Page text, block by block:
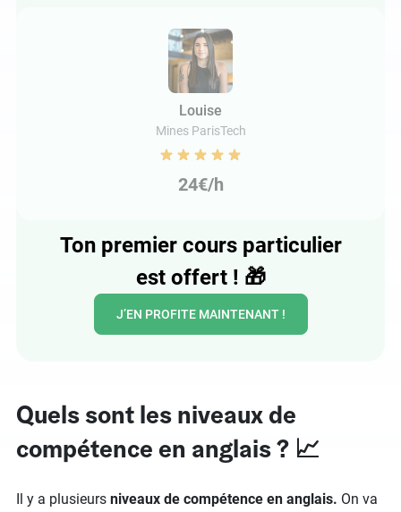
Louise
Mines ParisTech
24€/h
Ton premier cours particulier
est offert ! 🎁
J’EN PROFITE MAINTENANT !
Quels sont les niveaux de
compétence en anglais ? 📈
Il y a plusieurs niveaux de compétence en anglais. On va